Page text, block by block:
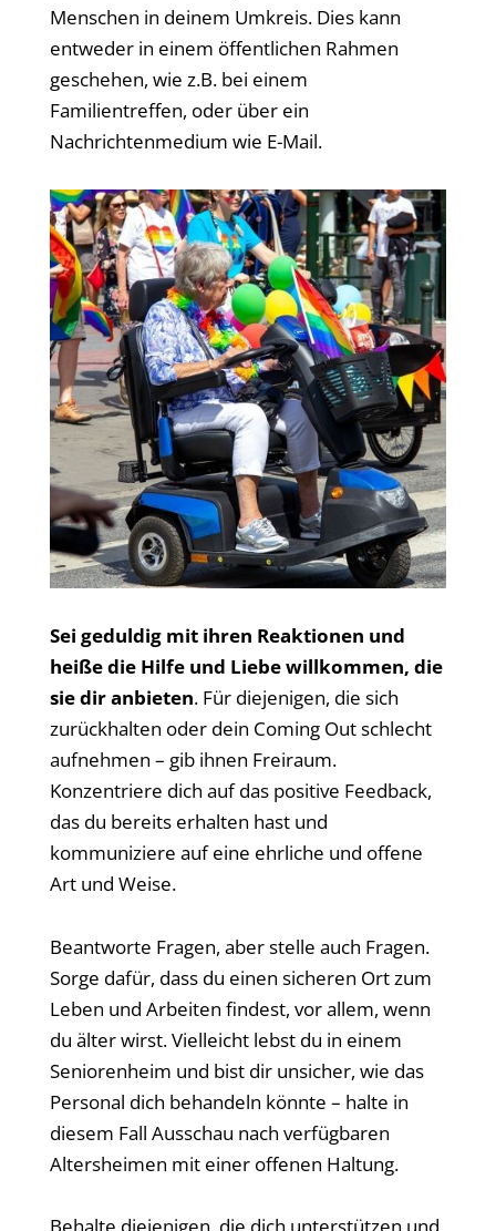
Menschen in deinem Umkreis. Dies kann
entweder in einem öffentlichen Rahmen
geschehen, wie z.B. bei einem
Familientreffen, oder über ein
Nachrichtenmedium wie E-Mail.
Sei geduldig mit ihren Reaktionen und
heiße die Hilfe und Liebe willkommen, die
sie dir anbieten. Für diejenigen, die sich
zurückhalten oder dein Coming Out schlecht
aufnehmen – gib ihnen Freiraum.
Konzentriere dich auf das positive Feedback,
das du bereits erhalten hast und
kommuniziere auf eine ehrliche und offene
Art und Weise.
Beantworte Fragen, aber stelle auch Fragen.
Sorge dafür, dass du einen sicheren Ort zum
Leben und Arbeiten findest, vor allem, wenn
du älter wirst. Vielleicht lebst du in einem
Seniorenheim und bist dir unsicher, wie das
Personal dich behandeln könnte – halte in
diesem Fall Ausschau nach verfügbaren
Altersheimen mit einer offenen Haltung.